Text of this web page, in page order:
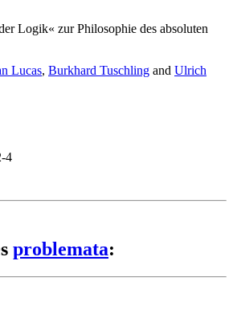
Logik« zur Philosophie des absoluten
Lucas, Burkhard Tuschling and Ulrich
4
problemata: